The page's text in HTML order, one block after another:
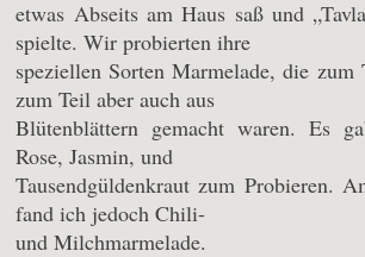
etwas Abseits am Haus saß und
spielte. Wir probierten ihre
speziellen Sorten Marmelade, die zum
zum Teil aber auch aus
Blütenblättern gemacht waren. Es
Rose, Jasmin, und
Tausendgüldenkraut zum Probieren.
fand ich jedoch Chili-
und Milchmarmelade.